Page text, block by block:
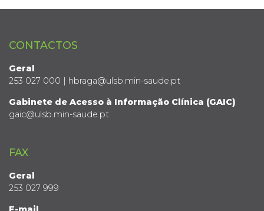
CONTACTOS
Geral
253 027 000 | hbraga@ulsb.min-saude.pt
Gabinete de Acesso à Informação Clínica (GAIC)
gaic@ulsb.min-saude.pt
FAX
Geral
253 027 999